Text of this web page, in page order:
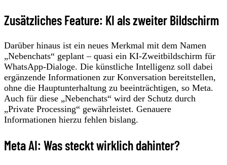
Zusätzliches Feature: KI als zweiter Bildschirm
Darüber hinaus ist ein neues Merkmal mit dem Namen
„Nebenchats“ geplant – quasi ein KI-Zweitbildschirm für
WhatsApp-Dialoge. Die künstliche Intelligenz soll dabei
ergänzende Informationen zur Konversation bereitstellen,
ohne die Hauptunterhaltung zu beeinträchtigen, so Meta.
Auch für diese „Nebenchats“ wird der Schutz durch
„Private Processing“ gewährleistet. Genauere
Informationen hierzu fehlen bislang.
Meta AI: Was steckt wirklich dahinter?